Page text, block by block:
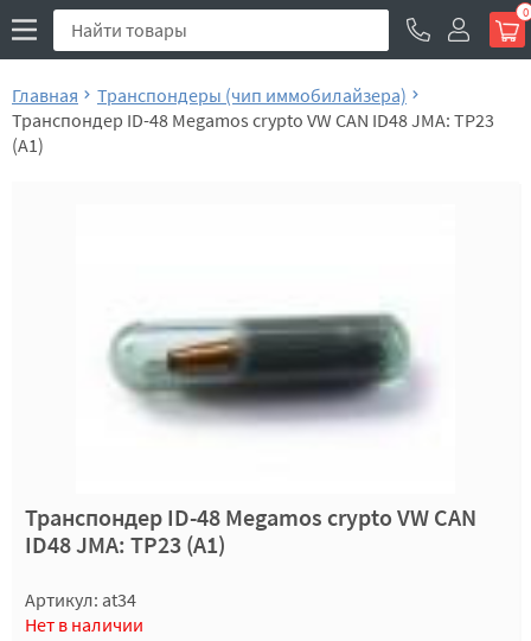
0
Главная
Транспондеры (чип иммобилайзера)
Транспондер ID-48 Megamos crypto VW CAN ID48 JMA: TP23
(A1)
Транспондер ID-48 Megamos crypto VW CAN
ID48 JMA: TP23 (A1)
Артикул: at34
Нет в наличии